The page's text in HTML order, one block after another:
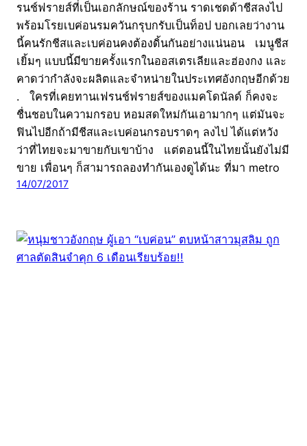
รนช์ฟรายส์ที่เป็นเอกลักษณ์ของร้าน ราดเชดด้าชีสลงไป
พร้อมโรยเบค่อนรมควันกรุบกรับเป็นท็อป บอกเลยว่างาน
นี้คนรักชีสและเบค่อนคงต้องดิ้นกันอย่างแน่นอน เมนูชีส
เยิ้มๆ แบบนี้มีขายครั้งแรกในออสเตรเลียและฮ่องกง และ
คาดว่ากำลังจะผลิตและจำหน่ายในประเทศอังกฤษอีกด้วย
. ใครที่เคยทานเฟรนช์ฟรายส์ของแมคโดนัลด์ ก็คงจะ
ชื่นชอบในความกรอบ หอมสดใหม่กันเอามากๆ แต่มันจะ
ฟินไปอีกถ้ามีชีสและเบค่อนกรอบราดๆ ลงไป ได้แต่หวัง
ว่าที่ไทยจะมาขายกับเขาบ้าง แต่ตอนนี้ในไทยนั้นยังไม่มี
ขาย เพื่อนๆ ก็สามารถลองทำกันเองดูได้นะ ที่มา metro
14/07/2017